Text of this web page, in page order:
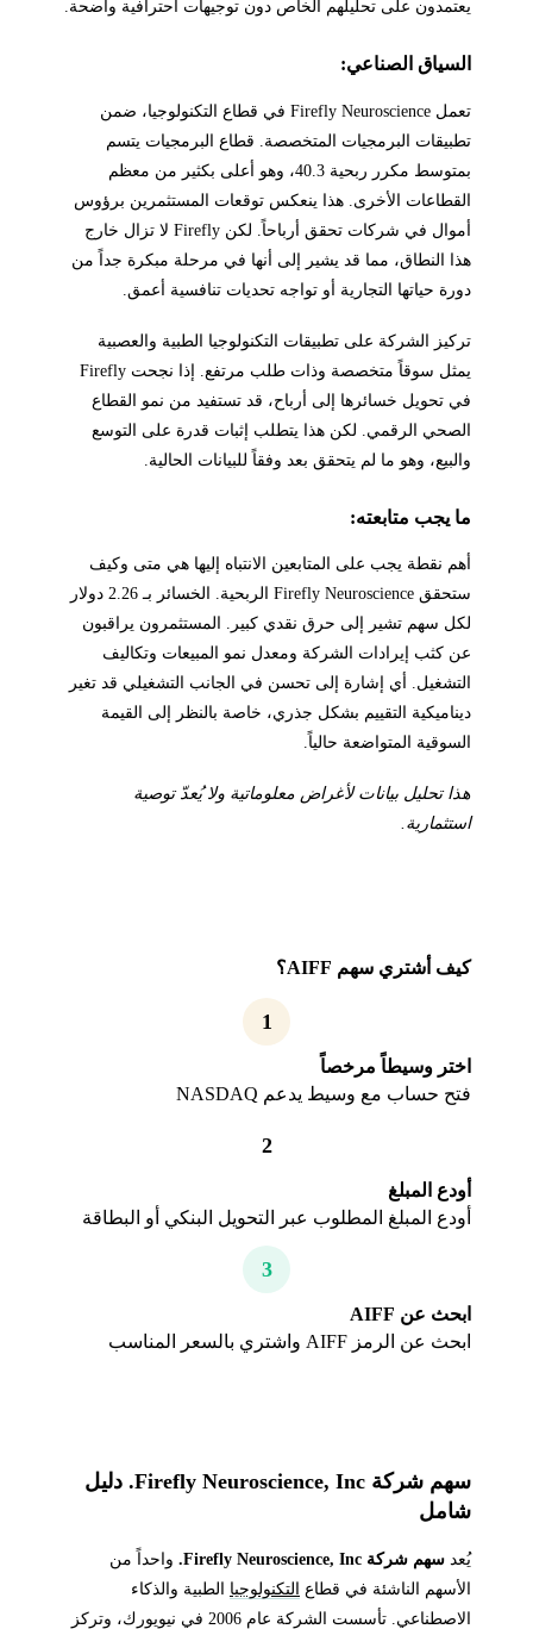
يعتمدون على تحليلهم الخاص دون توجيهات احترافية واضحة.
السياق الصناعي:
تعمل Firefly Neuroscience في قطاع التكنولوجيا، ضمن
تطبيقات البرمجيات المتخصصة. قطاع البرمجيات يتسم
بمتوسط مكرر ربحية 40.3، وهو أعلى بكثير من معظم
القطاعات الأخرى. هذا ينعكس توقعات المستثمرين برؤوس
أموال في شركات تحقق أرباحاً. لكن Firefly لا تزال خارج
هذا النطاق، مما قد يشير إلى أنها في مرحلة مبكرة جداً من
دورة حياتها التجارية أو تواجه تحديات تنافسية أعمق.
تركيز الشركة على تطبيقات التكنولوجيا الطبية والعصبية
يمثل سوقاً متخصصة وذات طلب مرتفع. إذا نجحت Firefly
في تحويل خسائرها إلى أرباح، قد تستفيد من نمو القطاع
الصحي الرقمي. لكن هذا يتطلب إثبات قدرة على التوسع
والبيع، وهو ما لم يتحقق بعد وفقاً للبيانات الحالية.
ما يجب متابعته:
أهم نقطة يجب على المتابعين الانتباه إليها هي متى وكيف
ستحقق Firefly Neuroscience الربحية. الخسائر بـ 2.26 دولار
لكل سهم تشير إلى حرق نقدي كبير. المستثمرون يراقبون
عن كثب إيرادات الشركة ومعدل نمو المبيعات وتكاليف
التشغيل. أي إشارة إلى تحسن في الجانب التشغيلي قد تغير
ديناميكية التقييم بشكل جذري، خاصة بالنظر إلى القيمة
السوقية المتواضعة حالياً.
هذا تحليل بيانات لأغراض معلوماتية ولا يُعدّ توصية
استثمارية.
كيف أشتري سهم AIFF؟
1
اختر وسيطاً مرخصاً
فتح حساب مع وسيط يدعم NASDAQ
2
أودع المبلغ
أودع المبلغ المطلوب عبر التحويل البنكي أو البطاقة
3
ابحث عن AIFF
ابحث عن الرمز AIFF واشتري بالسعر المناسب
سهم شركة Firefly Neuroscience, Inc. دليل
شامل
يُعد سهم شركة Firefly Neuroscience, Inc.
واحداً من
الأسهم الناشئة في قطاع التكنولوجياالطبية والذكاء
الاصطناعي. تأسست الشركة عام 2006 في نيويورك، وتركز